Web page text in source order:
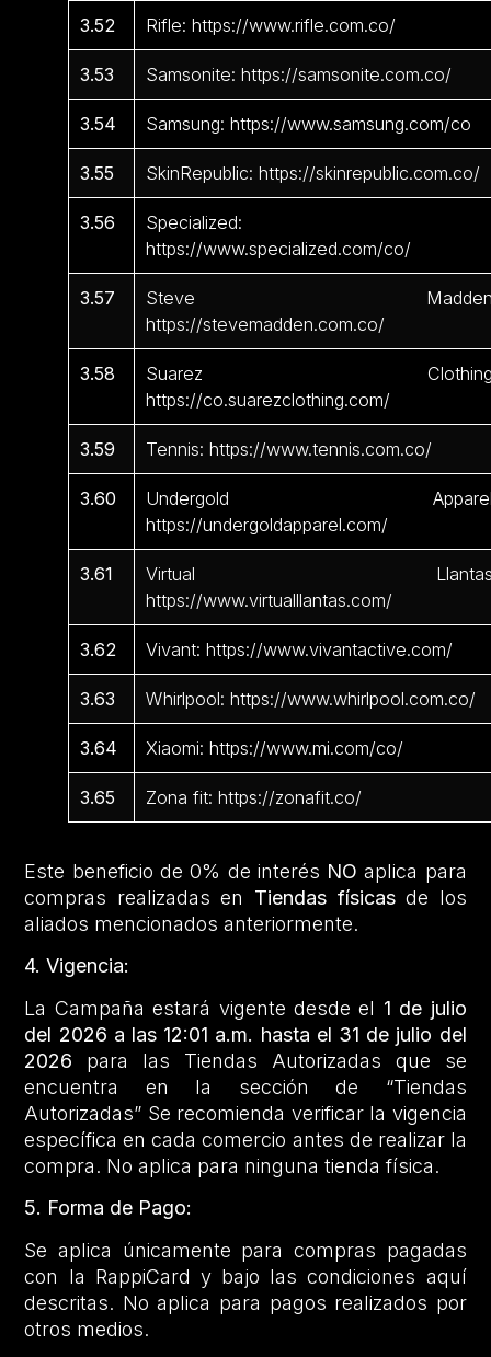
3.52 Rifle: https://www.rifle.com.co/
3.53 Samsonite: https://samsonite.com.co/
3.54 Samsung: https://www.samsung.com/co
3.55 SkinRepublic: https://skinrepublic.com.co/
3.56
Specialized:
https://www.specialized.com/co/
3.57
Steve
https://stevemadden.com.co/
3.58
Suarez
https://co.suarezclothing.com/
3.59 Tennis: https://www.tennis.com.co/
3.60
Undergold
https://undergoldapparel.com/
3.61
Virtual
https://www.virtualllantas.com/
3.62 Vivant: https://www.vivantactive.com/
3.63 Whirlpool: https://www.whirlpool.com.co/
3.64 Xiaomi: https://www.mi.com/co/
3.65 Zona fit: https://zonafit.co/
Este beneficio de 0% de interés NOaplica para
compras realizadas en Tiendas físicasde los
aliados mencionados anteriormente.
4. Vigencia:
La Campaña estará vigente desde el 1 de julio
del 2026 a las 12:01 a.m. hasta el 31 de julio del
2026 para las Tiendas Autorizadas que se
encuentra en la sección de “Tiendas
Autorizadas” Se recomienda verificar la vigencia
específica en cada comercio antes de realizar la
compra. No aplica para ninguna tienda física.
5. Forma de Pago:
Se aplica únicamente para compras pagadas
con la RappiCard y bajo las condiciones aquí
descritas. No aplica para pagos realizados por
otros medios.